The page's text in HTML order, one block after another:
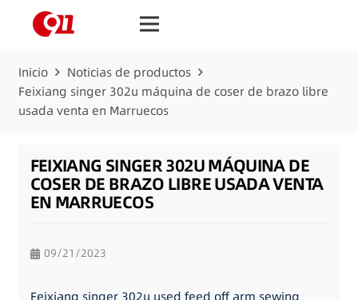
Inicio
Noticias de productos
Feixiang singer 302u máquina de coser de brazo libre
usada venta en Marruecos
FEIXIANG SINGER 302U MÁQUINA DE
COSER DE BRAZO LIBRE USADA VENTA
EN MARRUECOS
09/21/2023
Feixiang singer 302u used feed off arm sewing